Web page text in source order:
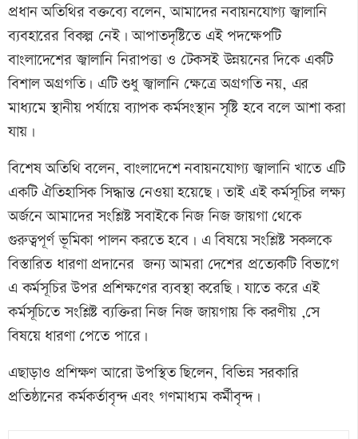
প্রধান অতিথির বক্তব্যে বলেন, আমাদের নবায়নযোগ্য জ্বালানি
ব্যবহারের বিকল্প নেই। আপাতদৃষ্টিতে এই পদক্ষেপটি
বাংলাদেশের জ্বালানি নিরাপত্তা ও টেকসই উন্নয়নের দিকে একটি
বিশাল অগ্রগতি। এটি শুধু জ্বালানি ক্ষেত্রে অগ্রগতি নয়, এর
মাধ্যমে স্থানীয় পর্যায়ে ব্যাপক কর্মসংস্থান সৃষ্টি হবে বলে আশা করা
যায়।
বিশেষ অতিথি বলেন, বাংলাদেশে নবায়নযোগ্য জ্বালানি খাতে এটি
একটি ঐতিহাসিক সিদ্ধান্ত নেওয়া হয়েছে। তাই এই কর্মসূচির লক্ষ্য
অর্জনে আমাদের সংশ্লিষ্ট সবাইকে নিজ নিজ জায়গা থেকে
গুরুত্বপূর্ণ ভূমিকা পালন করতে হবে। এ বিষয়ে সংশ্লিষ্ট সকলকে
বিস্তারিত ধারণা প্রদানের জন্য আমরা দেশের প্রত্যেকটি বিভাগে
এ কর্মসূচির উপর প্রশিক্ষণের ব্যবস্থা করেছি। যাতে করে এই
কর্মসূচিতে সংশ্লিষ্ট ব্যক্তিরা নিজ নিজ জায়গায় কি করণীয় ,সে
বিষয়ে ধারণা পেতে পারে।
এছাড়াও প্রশিক্ষণ আরো উপস্থিত ছিলেন, বিভিন্ন সরকারি
প্রতিষ্ঠানের কর্মকর্তাবৃন্দ এবং গণমাধ্যম কর্মীবৃন্দ।